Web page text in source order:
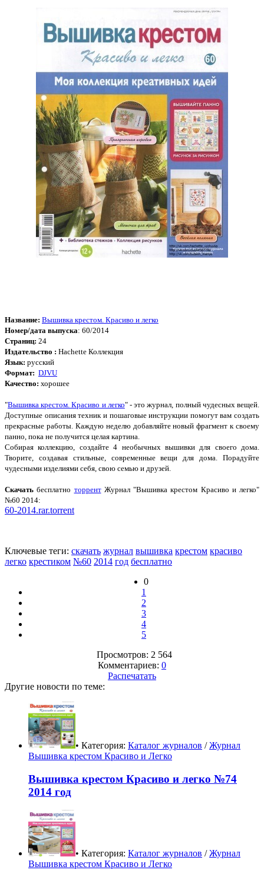
Название: Вышивка крестом. Красиво и легко
Номер/дата выпуска: 60/2014
Страниц: 24
Издательство : Hachette Коллекция
Язык: русский
Формат: DJVU
Качество: хорошее
"Вышивка крестом. Красиво и легко" - это журнал, полный чудесных вещей.
Доступные описания техник и пошаговые инструкции помогут вам создать
прекрасные работы. Каждую неделю добавляйте новый фрагмент к своему
панно, пока не получится целая картина.
Собирая коллекцию, создайте 4 необычных вышивки для своего дома.
Творите, создавая стильные, современные вещи для дома. Порадуйте
чудесными изделиями себя, свою семью и друзей.
Cкачать бесплатно торрентЖурнал "Вышивка крестом Красиво и легко"
№60 2014:
60-2014.rar.torrent
Ключевые теги: скачать журнал вышивка крестом красиво
легко крестиком №60 2014 год бесплатно
0
1
2
3
4
5
Просмотров: 2 564
Комментариев: 0
Распечатать
Другие новости по теме:
• Категория: Каталог журналов /Журнал
Вышивка крестом Красиво и Легко
Вышивка крестом Красиво и легко №74
2014 год
• Категория: Каталог журналов /Журнал
Вышивка крестом Красиво и Легко